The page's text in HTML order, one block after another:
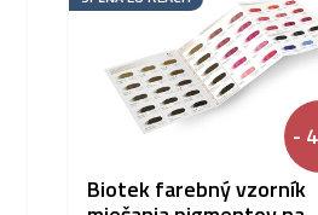
-
Biotek farebný vzorník